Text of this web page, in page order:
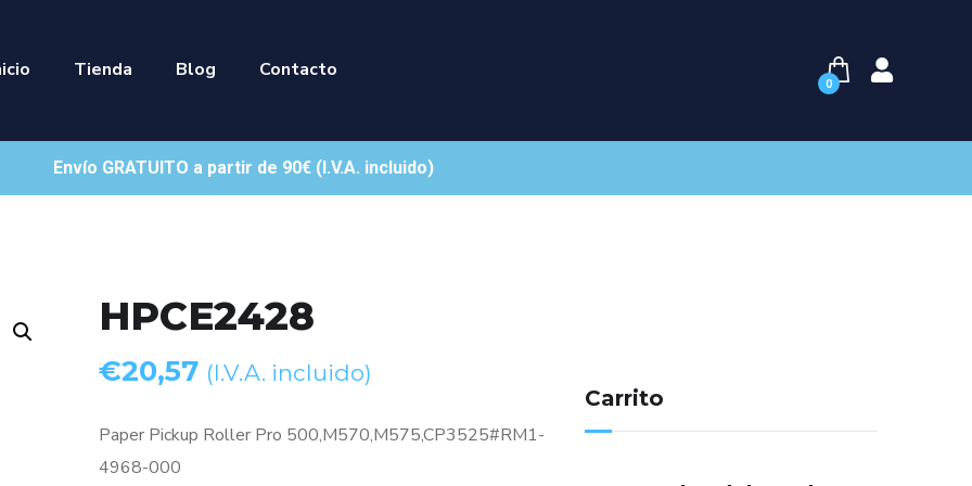
Tienda Blog Contacto
0
Envío GRATUITO a partir de 90€ (I.V.A. incluido)
HPCE2428
€20,57 (I.V.A. incluido)
Paper Pickup Roller Pro 500,M570,M575,CP3525#RM1-
4968-000
Carrito